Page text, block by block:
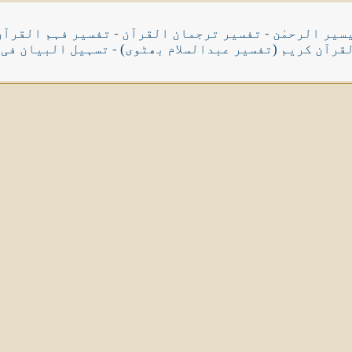
الرحمٰن - تفسیر ترجمان القرآن - تفسیر فہم
کریم (تفسیر عبدالسلام بھٹوی) - تسہیل البیان